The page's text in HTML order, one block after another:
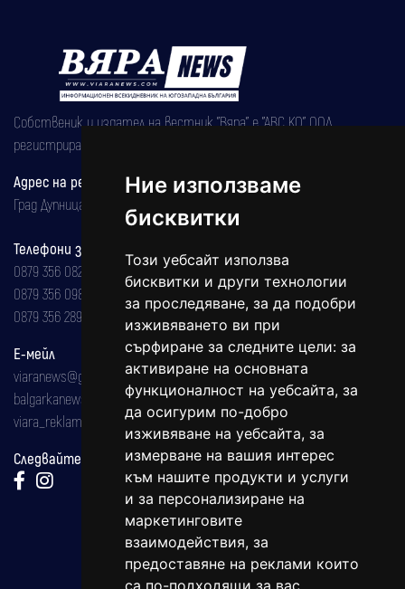
Ние използваме
бисквитки
Този уебсайт използва
бисквитки и други технологии
за проследяване, за да подобри
изживяването ви при
сърфиране за следните цели: за
активиране на основната
функционалност на уебсайта, за
да осигурим по-добро
изживяване на уебсайта, за
измерване на вашия интерес
към нашите продукти и услуги
и за персонализиране на
маркетинговите
взаимодействия, за
предоставяне на реклами които
са по-подходящи за вас
Собственик и издател на вестник "Вяра" е "АВС КО" ООД,
регистрирана на 08.05.2002 година.
Адрес на редакцията
Град Дупница, ул.''Христо Ботев" 43
Телефони за реклама и абонаменти
0879 356 082
0879 356 098
0879 356 289
Е-мейл
viaranews@gmail.com
balgarkanews@gmail.com
viara_reklama@mail.bg
Следвайте ни: